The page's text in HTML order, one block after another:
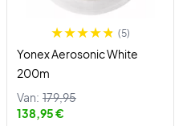
(5)
Yonex Aerosonic White
200m
Van: 179,95
138,95 €